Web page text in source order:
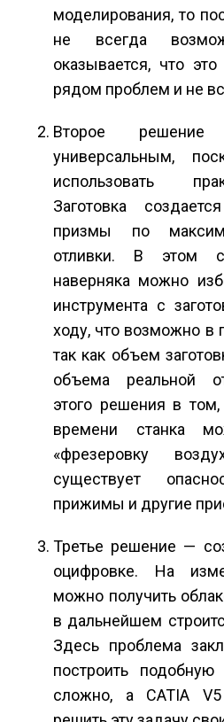
моделирования, то
не всегда
оказывается, что
рядом проблем и не
Второе
универсальным,
использовать
Заготовка
призмы по
отливки. В этом
наверняка можно
инструмента с
ходу, что возможно
так как объем
объема реальной
этого решения в
времени станка
«фрезеровку
существует
прижимы и другие
Третье решение —
оцифровке. На
можно получить
в дальнейшем
Здесь проблема
построить
сложно, а CATIA